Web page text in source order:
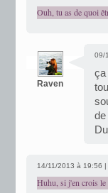
Ouh, tu as de quoi
Raven
09/
ça
de
14/11/2013 à 19:56 |
Huhu, si j'en crois le